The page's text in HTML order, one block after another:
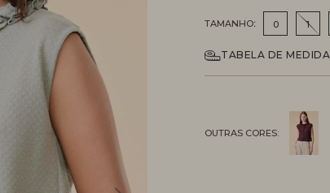
TAMANHO 0 1
TABELA DE